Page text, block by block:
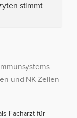
stimmt
und NK-Zellen
Facharzt für